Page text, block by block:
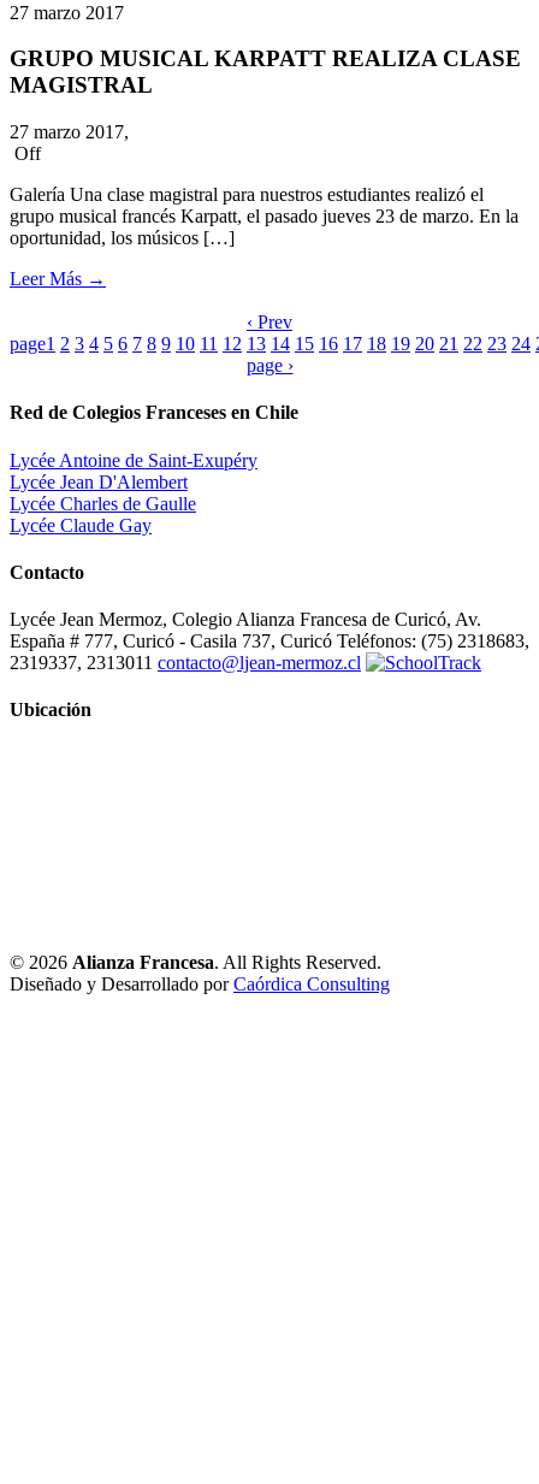
27 marzo 2017
GRUPO MUSICAL KARPATT REALIZA CLASE
MAGISTRAL
27 marzo 2017,
Off
Galería Una clase magistral para nuestros estudiantes realizó el
grupo musical francés Karpatt, el pasado jueves 23 de marzo. En la
oportunidad, los músicos […]
Leer Más →
‹ Prev
page1 2 3 4 5 6 7 8 9 10 11 12 13 14 15 16 17 18 19 20 21 22 23 24
page ›
Red de Colegios Franceses en Chile
Lycée Antoine de Saint-Exupéry
Lycée Jean D'Alembert
Lycée Charles de Gaulle
Lycée Claude Gay
Contacto
Lycée Jean Mermoz, Colegio Alianza Francesa de Curicó, Av.
España # 777, Curicó - Casila 737, Curicó Teléfonos: (75) 2318683,
2319337, 2313011 contacto@ljean-mermoz.cl
Ubicación
© 2026 Alianza Francesa. All Rights Reserved.
Diseñado y Desarrollado porCaórdica Consulting